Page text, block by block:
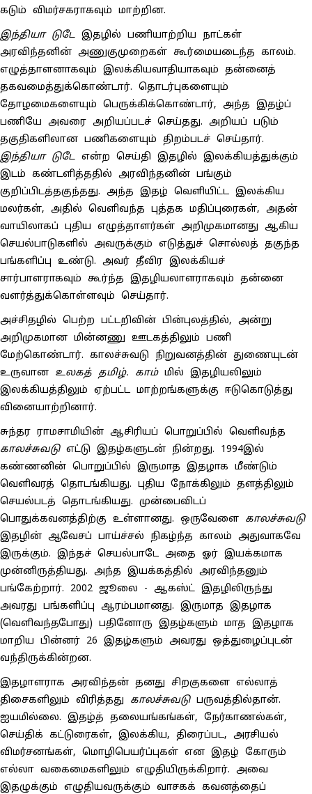
கடும் விமர்சகராகவும் மாற்றின.
இந்தியா டுடே இதழில் பணியாற்றிய நாட்கள்
அரவிந்தனின் அணுகுமுறைகள் கூர்மையடைந்த காலம்.
எழுத்தாளனாகவும் இலக்கியவாதியாகவும் தன்னைத்
தகவமைத்துக்கொண்டார். தொடர்புகளையும்
தோழமைகளையும் பெருக்கிக்கொண்டார், அந்த இதழ்ப்
பணியே அவரை அறியப்படச் செய்தது. அறியப் படும்
தகுதிகளிலான பணிகளையும் திறம்படச் செய்தார்.
இந்தியா டுடே என்ற செய்தி இதழில் இலக்கியத்துக்கும்
இடம் கண்டளித்ததில் அரவிந்தனின் பங்கும்
குறிப்பிடத்தகுந்தது. அந்த இதழ் வெளியிட்ட இலக்கிய
மலர்கள், அதில் வெளிவந்த புத்தக மதிப்புரைகள், அதன்
வாயிலாகப் புதிய எழுத்தாளர்கள் அறிமுகமானது ஆகிய
செயல்பாடுகளில் அவருக்கும் எடுத்துச் சொல்லத் தகுந்த
பங்களிப்பு உண்டு. அவர் தீவிர இலக்கியச்
சார்பாளராகவும் கூர்ந்த இதழியலாளராகவும் தன்னை
வளர்த்துக்கொள்ளவும் செய்தார்.
அச்சிதழில் பெற்ற பட்டறிவின் பின்புலத்தில், அன்று
அறிமுகமான மின்னணு ஊடகத்திலும் பணி
மேற்கொண்டார். காலச்சுவடு நிறுவனத்தின் துணையுடன்
உருவான உலகத் தமிழ். காம்மில் இதழியலிலும்
இலக்கியத்திலும் ஏற்பட்ட மாற்றங்களுக்கு ஈடுகொடுத்து
வினையாற்றினார்.
சுந்தர ராமசாமியின் ஆசிரியப் பொறுப்பில் வெளிவந்த
காலச்சுவடுஎட்டு இதழ்களுடன் நின்றது. 1994இல்
கண்ணனின் பொறுப்பில் இருமாத இதழாக மீண்டும்
வெளிவரத் தொடங்கியது. புதிய நோக்கிலும் தளத்திலும்
செயல்படத் தொடங்கியது. முன்பைவிடப்
பொதுக்கவனத்திற்கு உள்ளானது. ஒருவேளை காலச்சுவடு
இதழின் ஆவேசப் பாய்ச்சல் நிகழ்ந்த காலம் அதுவாகவே
இருக்கும். இந்தச் செயல்பாடே அதை ஓர் இயக்கமாக
முன்னிருத்தியது. அந்த இயக்கத்தில் அரவிந்தனும்
பங்கேற்றார். 2002 ஜூலை - ஆகஸ்ட் இதழிலிருந்து
அவரது பங்களிப்பு ஆரம்பமானது. இருமாத இதழாக
(வெளிவந்தபோது) பதினோரு இதழ்களும் மாத இதழாக
மாறிய பின்னர் 26 இதழ்களும் அவரது ஒத்துழைப்புடன்
வந்திருக்கின்றன.
இதழாளராக அரவிந்தன் தனது சிறகுகளை எல்லாத்
திசைகளிலும் விரித்தது காலச்சுவடுபருவத்தில்தான்.
ஐயமில்லை. இதழ்த் தலையங்கங்கள், நேர்காணல்கள்,
செய்திக் கட்டுரைகள், இலக்கிய, திரைப்பட, அரசியல்
விமர்சனங்கள், மொழிபெயர்ப்புகள் என இதழ் கோரும்
எல்லா வகைமைகளிலும் எழுதியிருக்கிறார். அவை
இதழுக்கும் எழுதியவருக்கும் வாசகக் கவனத்தைப்